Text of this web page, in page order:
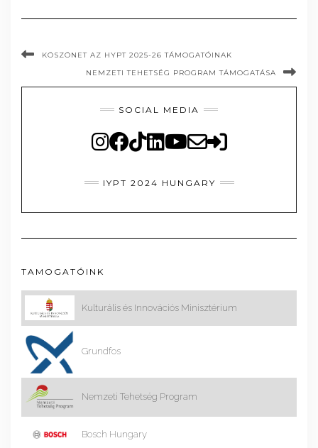
KÖSZÖNET AZ HYPT 2025-26 TÁMOGATÓINAK
NEMZETI TEHETSÉG PROGRAM TÁMOGATÁSA
SOCIAL MEDIA
IYPT 2024 HUNGARY
TAMOGATÓINK
Kulturális és Innovációs Minisztérium
Grundfos
Nemzeti Tehetség Program
Bosch Hungary